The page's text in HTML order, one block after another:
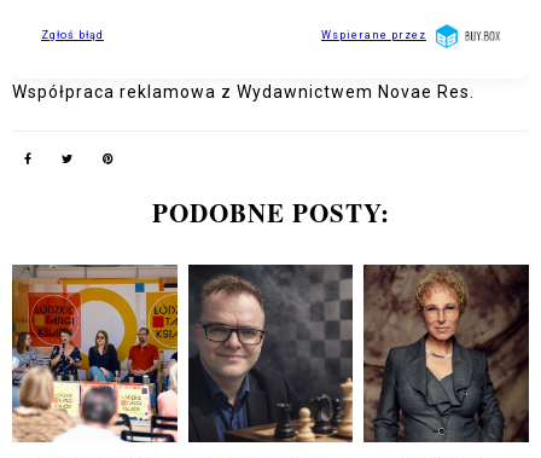
Współpraca reklamowa z Wydawnictwem Novae Res.
PODOBNE POSTY: